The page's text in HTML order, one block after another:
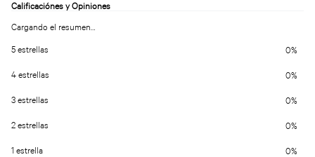
Cargando el resumen…
5 estrellas 0%
4 estrellas 0%
3 estrellas 0%
2 estrellas 0%
1 estrella 0%